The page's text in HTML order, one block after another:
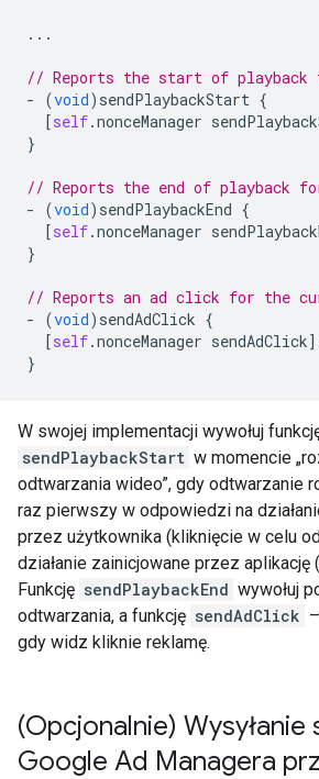
...
// Reports the start of playback
-
(void) sendPlaybackStart {
[self.nonceManager
}
// Reports the end of playback
-
(void) sendPlaybackEnd {
[self.nonceManager
}
// Reports an ad click for the
-
(void) sendAdClick {
[self.nonceManager sendAdClick
}
W swojej implementacji wywołuj
sendPlaybackStart w momencie
odtwarzania wideo”, gdy odtwarzanie
raz pierwszy w odpowiedzi na
przez użytkownika (kliknięcie w celu
działanie zainicjowane przez aplikację
Funkcję sendPlaybackEnd wywołuj
odtwarzania, a funkcję sendAdClick
gdy widz kliknie reklamę.
(Opcjonalnie) Wysyłanie
Google Ad Managera